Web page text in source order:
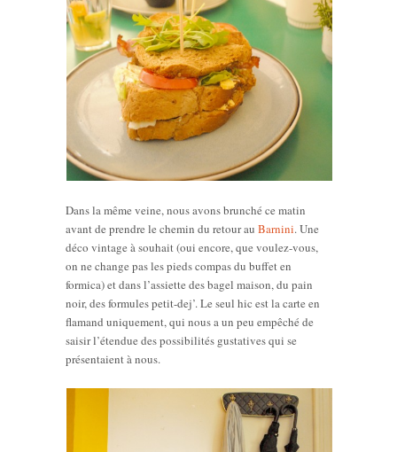
Dans la même veine, nous avons brunché ce matin
avant de prendre le chemin du retour au Barnini. Une
déco vintage à souhait (oui encore, que voulez-vous,
on ne change pas les pieds compas du buffet en
formica) et dans l’assiette des bagel maison, du pain
noir, des formules petit-dej’. Le seul hic est la carte en
flamand uniquement, qui nous a un peu empêché de
saisir l’étendue des possibilités gustatives qui se
présentaient à nous.